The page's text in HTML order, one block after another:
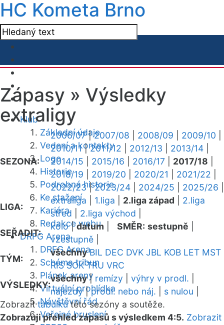
HC Kometa Brno
Klub
Základní údaje
Vedení a kontakty
Logo
Historie
Podrobná historie
Ke stažení
Kariéra
Redakce webu
DRFG Arena
DRFG Arena
Schéma tribun
Plánek areny
Virtuální prohlídka
Návštěvní řád
Veřejné bruslení
Zápasy » Výsledky
extraligy
SEZONA:
2006/07|2007/08 2008/09 2009/10
2010/11|2011/12 2012/13 2013/14
2014/15
2015/16 2016/17 2017/18
2018/19
2019/20 2020/21 2021/22
2022/23|2023/24 2024/25 2025/26
LIGA:
extraliga 1.liga 2.liga západ
2.liga
střed
2.liga východ
SEŘADIT:
kolo|datum SMĚR: sestupně
vzestupně
TÝM:
všechny BIL DEC DVK JBL KOB LET MST
RIS SOK TRU VRC
VÝSLEDKY:
všechny| remízy výhry v prodl.
nájezdy|prodl. nebo náj. s nulou
Zobrazittabulkutéto sezóny a soutěže.
Zobrazuji přehled zápasů s výsledkem 4:5. Zobrazit